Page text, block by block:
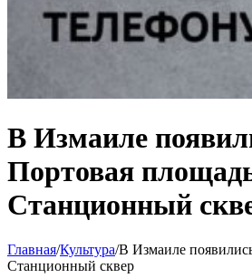
В Измаиле
Портовая
Станционный
Главная/Культура/В Измаиле
Станционный сквер